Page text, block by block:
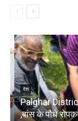
देश
Palghar District
,बांस के पौधे